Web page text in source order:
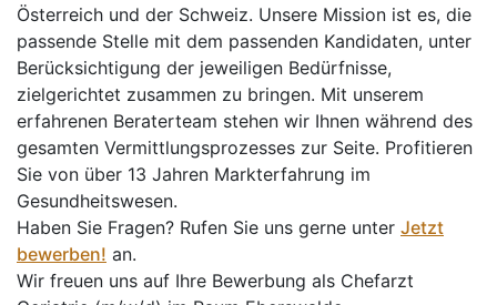
Österreich und der Schweiz. Unsere Mission ist es, die
passende Stelle mit dem passenden Kandidaten, unter
Berücksichtigung der jeweiligen Bedürfnisse,
zielgerichtet zusammen zu bringen. Mit unserem
erfahrenen Beraterteam stehen wir Ihnen während des
gesamten Vermittlungsprozesses zur Seite. Profitieren
Sie von über 13 Jahren Markterfahrung im
Gesundheitswesen.
Haben Sie Fragen? Rufen Sie uns gerne unter Jetzt
bewerben! an.
Wir freuen uns auf Ihre Bewerbung als Chefarzt